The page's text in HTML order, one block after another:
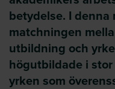
betydelse. I
matchningen
utbildning och
högutbildade i
yrken som